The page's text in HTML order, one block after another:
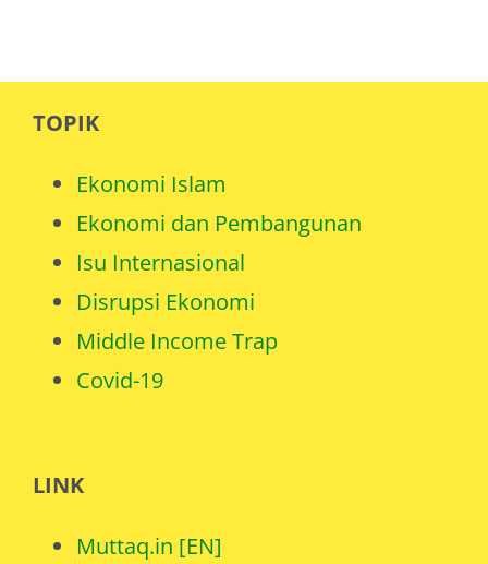
Ekonomi Islam
Isu Internasional
Disrupsi Ekonomi
Middle Income Trap
Covid-19
Muttaq.in [EN]